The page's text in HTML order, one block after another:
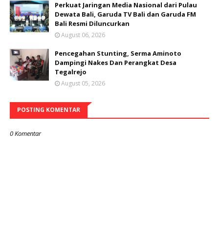
Perkuat Jaringan Media Nasional dari Pulau
Dewata Bali, Garuda TV Bali dan Garuda FM
Bali Resmi Diluncurkan
August 06, 2026
Pencegahan Stunting, Serma Aminoto
Dampingi Nakes Dan Perangkat Desa
Tegalrejo
August 05, 2026
POSTING KOMENTAR
0 Komentar